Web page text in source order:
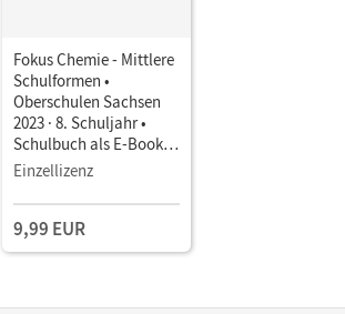
Fokus Chemie - Mittlere
Schulformen •
Oberschulen Sachsen
2023 · 8. Schuljahr •
Schulbuch als E-Book
Mit Medien
Einzellizenz
9,99 EUR